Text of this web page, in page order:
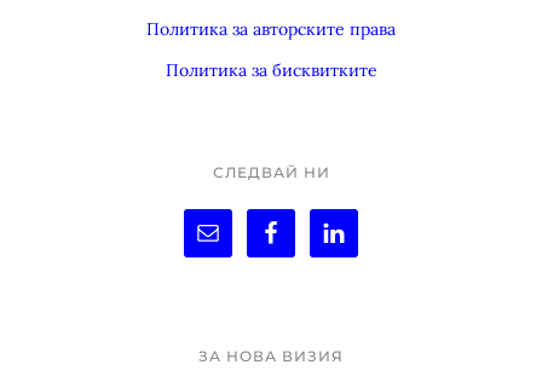
Политика за авторските права
Политика за бисквитките
СЛЕДВАЙ НИ
ЗА НОВА ВИЗИЯ